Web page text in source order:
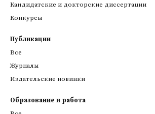
Кандидатские и докторские диссертации
Конкурсы
Публикации
Все
Журналы
Издательские новинки
Образование и работа